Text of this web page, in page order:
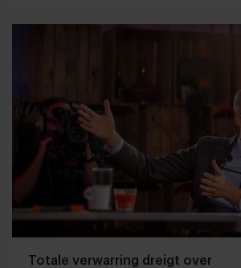
Totale verwarring dreigt over